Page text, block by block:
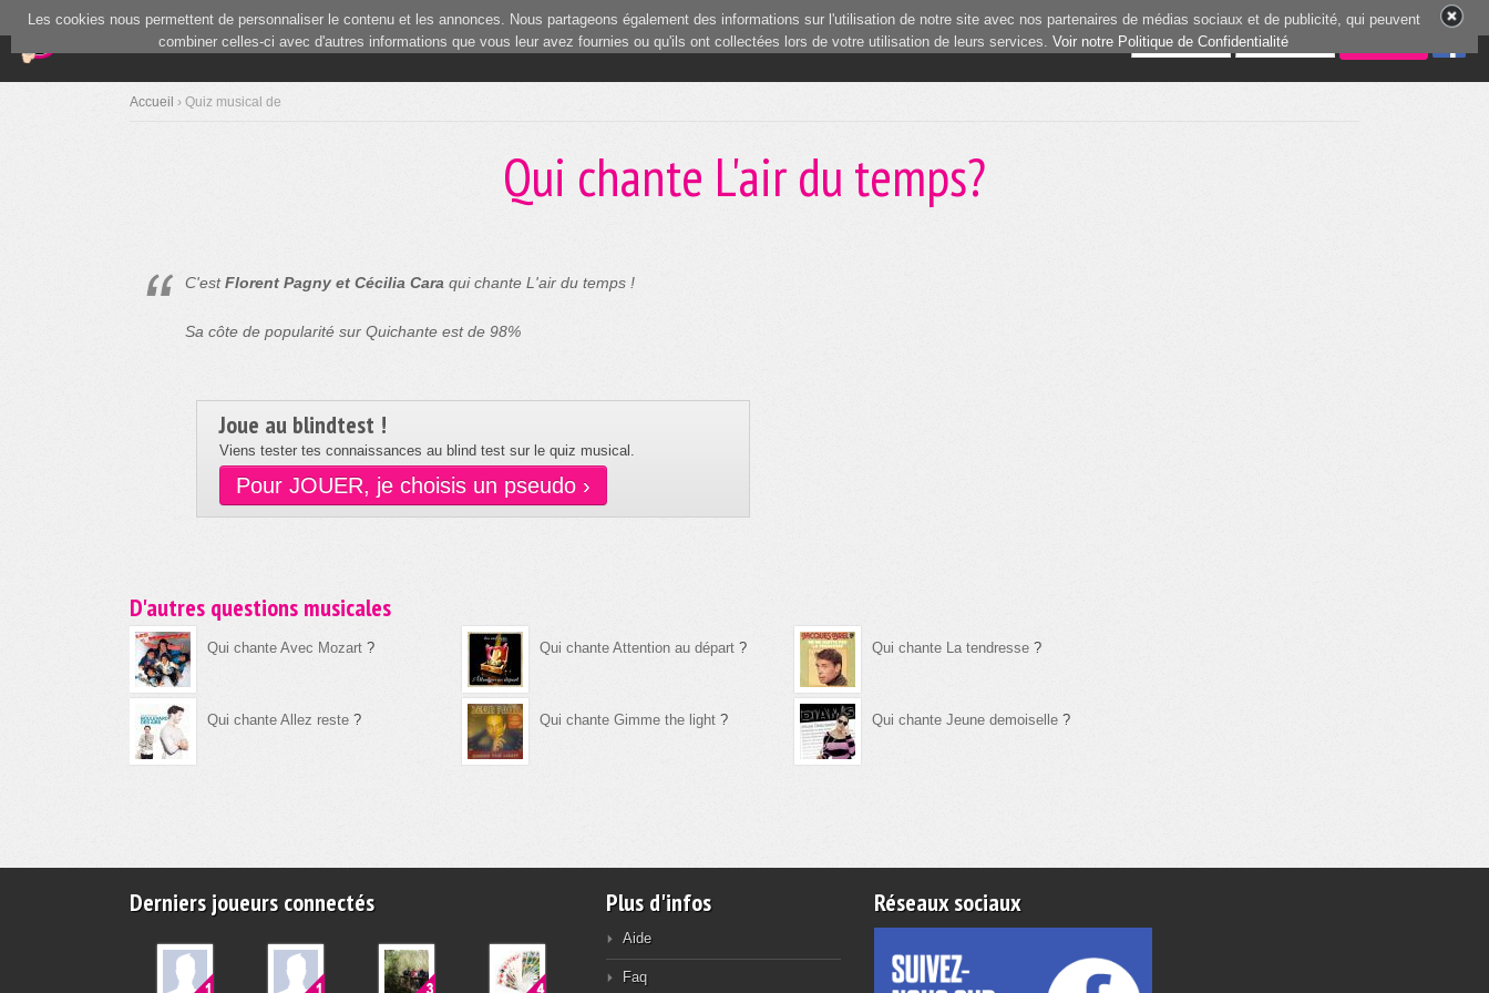
Blind Test(current)
Communauté 6 joueurs en ligne
Accueil › Quiz musical de
Qui chante L'air du temps?
C'estFlorent Pagny et Cécilia Cara qui chante L'air du temps !
Sa côte de popularité sur Quichante est de 98%
Joue au blindtest !
Viens tester tes connaissances au blind test sur le quiz musical.
Pour JOUER, je choisis un pseudo ›
D'autres questions musicales
Qui chante Avec Mozart ? Qui chante Attention au départ ? Qui chante La tendresse ?
Qui chante Allez reste ? Qui chante Gimme the light ? Qui chante Jeune demoiselle ?
Les cookies nous permettent de personnaliser le contenu et les annonces. Nous partageons également des informations sur l'utilisation de notre site avec nos partenaires de médias sociaux et de publicité, qui peuvent
combiner celles-ci avec d'autres informations que vous leur avez fournies ou qu'ils ont collectées lors de votre utilisation de leurs services. Voir notre Politique de Confidentialité
Derniers joueurs connectés Plus d'infos
Aide
Faq
Réseaux sociaux